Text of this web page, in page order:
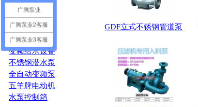
大流量水泵
耐酸碱水泵
家用增压泵
磁力泵
变频给水设备
不锈钢潜水泵
全自动变频泵
五羊牌电动机
水泵控制箱
GDF立式不锈钢管道泵
广腾泵业
广腾泵业2客服
广腾泵业3客服